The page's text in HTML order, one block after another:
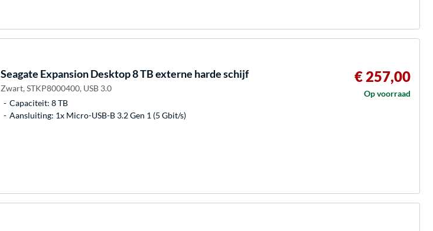
Seagate Expansion Desktop 8 TB externe harde schijf
Zwart, STKP8000400, USB 3.0
Capaciteit: 8 TB
Aansluiting: 1x Micro-USB-B 3.2 Gen 1 (5 Gbit/s)
€ 257,00
Op voorraad